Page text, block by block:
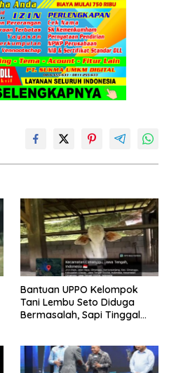
Bantuan UPPO Kelompok
Tani Lembu Seto Diduga
Bermasalah, Sapi Tinggal